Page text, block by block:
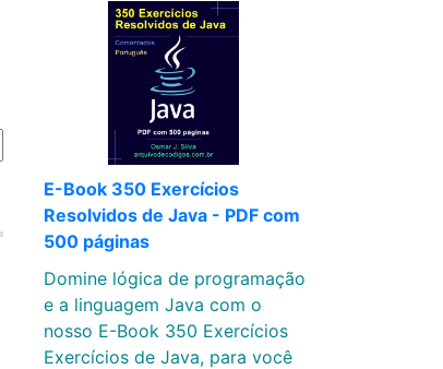
E-Book 350 Exercícios
Resolvidos de Java - PDF com
500 páginas
Domine lógica de programação
e a linguagem Java com o
nosso E-Book 350 Exercícios
Exercícios de Java, para você